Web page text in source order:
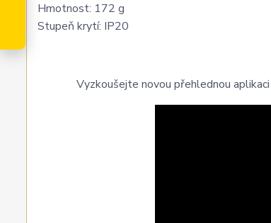
Hmotnost: 172 g
Stupeň krytí: IP20
Vyzkoušejte novou přehlednou aplikaci